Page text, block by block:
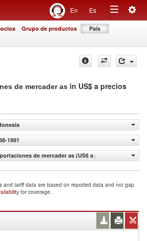
En Es
Toggle
Grupo de productos País
de mercader as in US$ a precios
1991
de mercader as (US$ a precios actuales)
and tariff data are based on reported data and not gap
for coverage.